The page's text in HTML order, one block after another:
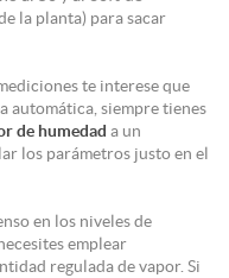
la planta) para sacar
te interese que
automática, siempre tienes
de humedad a un
los parámetros justo en el
en los niveles de
emplear
regulada de vapor. Si